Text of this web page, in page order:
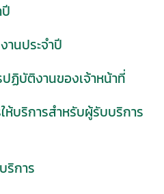
านประจำปี
ฏิบัติงานของเจ้าหน้าที่
ห้บริการสำหรับผู้รับบริการ
ริการ